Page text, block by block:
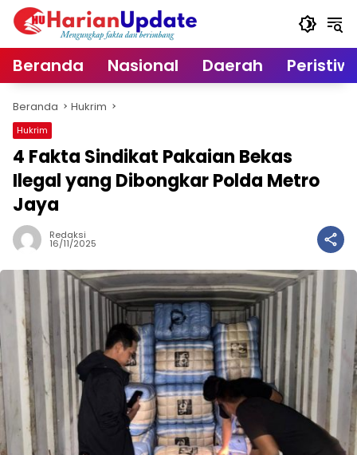
Langsung
Beranda Nasional Daerah
Beranda Hukrim
Hukrim
4 Fakta Sindikat Pakaian Bekas
Ilegal yang Dibongkar Polda Metro
Jaya
Redaksi
16/11/2025